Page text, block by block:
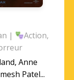
|
Action,
Anne
Patel...